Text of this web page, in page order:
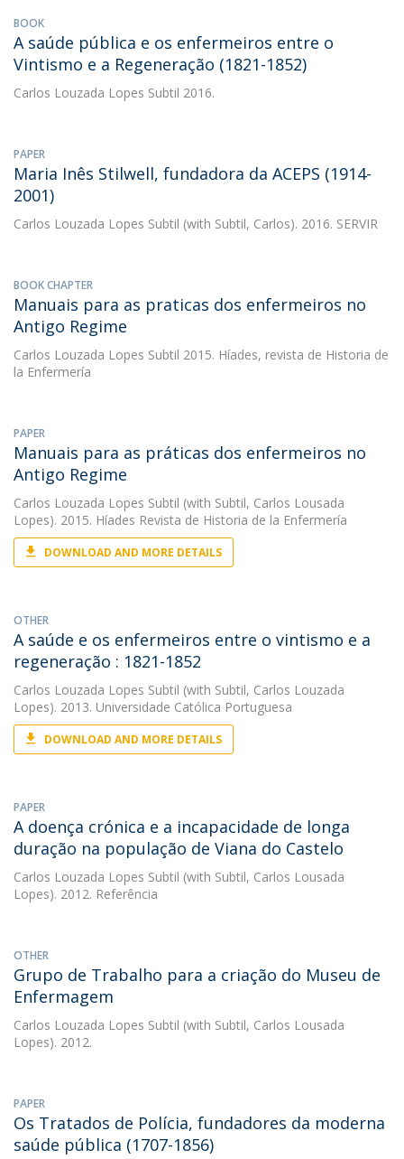
BOOK
A saúde pública e os enfermeiros entre o
Vintismo e a Regeneração (1821-1852)
Carlos Louzada Lopes Subtil 2016.
PAPER
Maria Inês Stilwell, fundadora da ACEPS (1914-
2001)
Carlos Louzada Lopes Subtil (with Subtil, Carlos). 2016. SERVIR
BOOK CHAPTER
Manuais para as praticas dos enfermeiros no
Antigo Regime
Carlos Louzada Lopes Subtil 2015. Híades, revista de Historia de
la Enfermería
PAPER
Manuais para as práticas dos enfermeiros no
Antigo Regime
Carlos Louzada Lopes Subtil (with Subtil, Carlos Lousada
Lopes). 2015. Híades Revista de Historia de la Enfermería
DOWNLOAD AND MORE DETAILS
OTHER
A saúde e os enfermeiros entre o vintismo e a
regeneração : 1821-1852
Carlos Louzada Lopes Subtil (with Subtil, Carlos Louzada
Lopes). 2013. Universidade Católica Portuguesa
DOWNLOAD AND MORE DETAILS
PAPER
A doença crónica e a incapacidade de longa
duração na população de Viana do Castelo
Carlos Louzada Lopes Subtil (with Subtil, Carlos Lousada
Lopes). 2012. Referência
OTHER
Grupo de Trabalho para a criação do Museu de
Enfermagem
Carlos Louzada Lopes Subtil (with Subtil, Carlos Lousada
Lopes). 2012.
PAPER
Os Tratados de Polícia, fundadores da moderna
saúde pública (1707-1856)